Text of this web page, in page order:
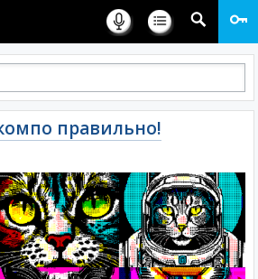
правильно!